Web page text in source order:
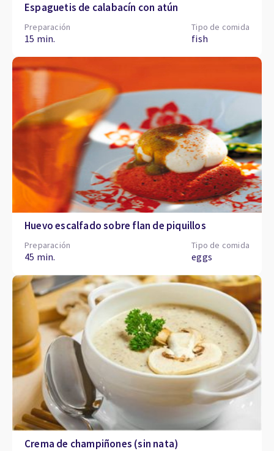
Espaguetis de calabacín con atún
Preparación
15 min.
Tipo de comida
fish
Huevo escalfado sobre flan de piquillos
Preparación
45 min.
Tipo de comida
eggs
Crema de champiñones (sin nata)